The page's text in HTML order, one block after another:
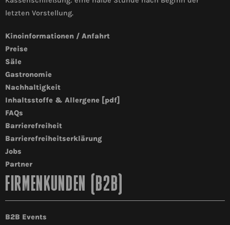
letzten Vorstellung.
Kinoinformationen / Anfahrt
Preise
Säle
Gastronomie
Nachhaltigkeit
Inhaltsstoffe & Allergene [pdf]
FAQs
Barrierefreiheit
Barrierefreiheitserklärung
Jobs
Partner
FIRMENKUNDEN (B2B)
B2B Events